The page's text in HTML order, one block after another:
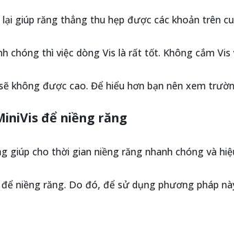
giúp răng thẳng thu hẹp được các khoản trên
chóng thì việc dòng Vis là rất tốt. Không cắm
không được cao. Để hiểu hơn bạn nên xem
để niềng răng
giúp cho thời gian niềng răng nhanh chóng và
niềng răng. Do đó, để sử dụng phương pháp